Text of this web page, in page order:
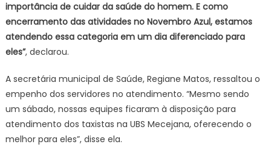
importância de cuidar da saúde do homem. E como
encerramento das atividades no Novembro Azul, estamos
atendendo essa categoria em um dia diferenciado para
eles”, declarou.
A secretária municipal de Saúde, Regiane Matos, ressaltou o
empenho dos servidores no atendimento. “Mesmo sendo
um sábado, nossas equipes ficaram à disposição para
atendimento dos taxistas na UBS Mecejana, oferecendo o
melhor para eles”, disse ela.